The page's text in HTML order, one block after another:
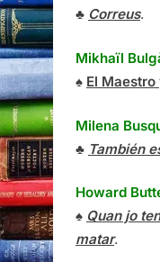
♣ Correus.
Mikhaïl
♠ El
Milena
♣ También
Howard
♠ Quan jo
matar.